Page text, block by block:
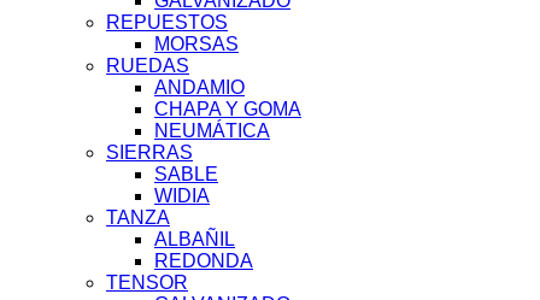
REPUESTOS
MORSAS
RUEDAS
ANDAMIO
CHAPA Y GOMA
NEUMÁTICA
SIERRAS
SABLE
WIDIA
TANZA
ALBAÑIL
REDONDA
TENSOR